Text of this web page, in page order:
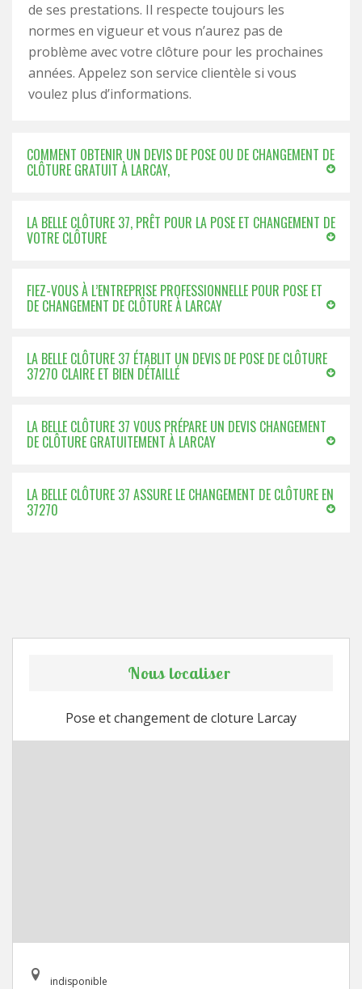
de ses prestations. Il respecte toujours les
normes en vigueur et vous n’aurez pas de
problème avec votre clôture pour les prochaines
années. Appelez son service clientèle si vous
voulez plus d’informations.
COMMENT OBTENIR UN DEVIS DE POSE OU DE CHANGEMENT DE
CLÔTURE GRATUIT À LARCAY,
LA BELLE CLÔTURE 37, PRÊT POUR LA POSE ET CHANGEMENT DE
VOTRE CLÔTURE
FIEZ-VOUS À L’ENTREPRISE PROFESSIONNELLE POUR POSE ET
DE CHANGEMENT DE CLÔTURE À LARCAY
LA BELLE CLÔTURE 37 ÉTABLIT UN DEVIS DE POSE DE CLÔTURE
37270 CLAIRE ET BIEN DÉTAILLÉ
LA BELLE CLÔTURE 37 VOUS PRÉPARE UN DEVIS CHANGEMENT
DE CLÔTURE GRATUITEMENT À LARCAY
LA BELLE CLÔTURE 37 ASSURE LE CHANGEMENT DE CLÔTURE EN
37270
Nous localiser
Pose et changement de cloture Larcay
indisponible